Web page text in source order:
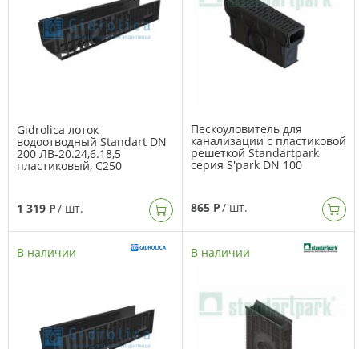
Gidrolica лоток
водоотводный Standart DN
200 ЛВ-20.24,6.18,5
пластиковый, C250
1 319 Р/ шт.
Пескоуловитель для
канализации с пластиковой
решеткой Standartpark
серия S'park DN 100
865 Р/ шт.
В наличии В наличии